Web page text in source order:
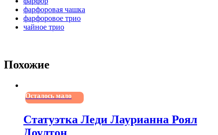
фарфоровая чашка
фарфоровое трио
чайное трио
Похожие
Осталось мало
Статуэтка Леди Лаурианна Роял